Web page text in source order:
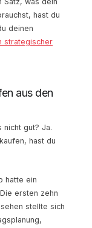
hast du
deinen
strategischer
aus den
nicht gut? Ja.
hast du
hatte ein
ersten zehn
stellte sich